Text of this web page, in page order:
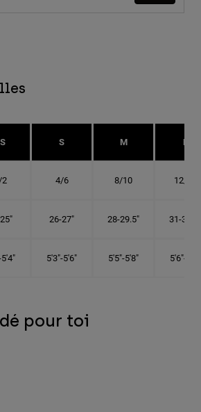
S M L
4/6 8/10 12/14
26-27" 28-29.5" 31-32.5"
5'3"-5'6" 5'5"-5'8" 5'6"-5'9"
pour toi